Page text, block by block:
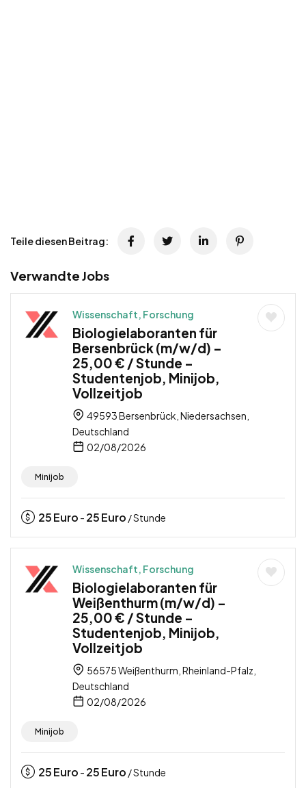
Teile diesen Beitrag:
Verwandte Jobs
Wissenschaft, Forschung
Biologielaboranten für
Bersenbrück (m/w/d) –
25,00 € / Stunde –
Studentenjob, Minijob,
Vollzeitjob
49593 Bersenbrück, Niedersachsen,
Deutschland
02/08/2026
Minijob
25Euro - 25Euro / Stunde
Wissenschaft, Forschung
Biologielaboranten für
Weißenthurm (m/w/d) –
25,00 € / Stunde –
Studentenjob, Minijob,
Vollzeitjob
56575 Weißenthurm, Rheinland-Pfalz,
Deutschland
02/08/2026
Minijob
25Euro - 25Euro / Stunde